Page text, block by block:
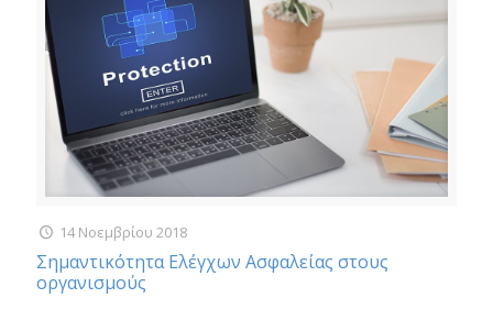
14 Νοεμβρίου 2018
Σημαντικότητα Ελέγχων Ασφαλείας στους
οργανισμούς